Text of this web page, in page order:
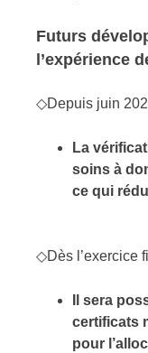
Futurs
l’expérience
◇Depuis juin
La
soins à
ce qui
◇Dès l’exercice
Il sera
certificats
pour